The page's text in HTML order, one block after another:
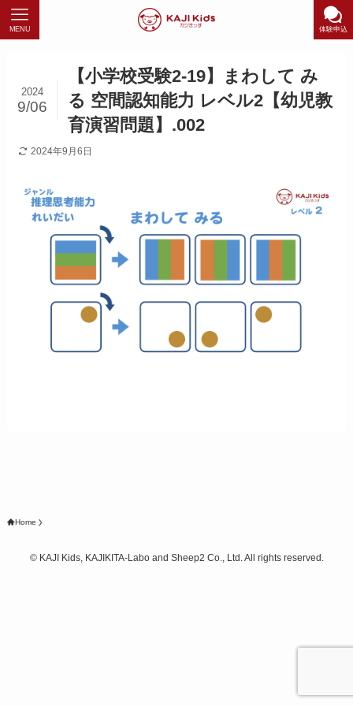
体験申込
MENU
【小学校受験2-19】まわして み
る 空間認知能力 レベル2【幼児教
育演習問題】.002
2024
9/06
2024年9月6日
Home
©KAJI Kids, KAJIKITA-Labo and Sheep2 Co., Ltd. All rights reserved.